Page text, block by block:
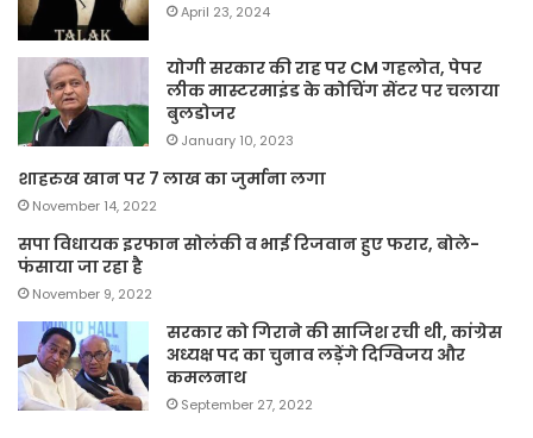
April 23, 2024
योगी सरकार की राह पर CM गहलोत, पेपर
लीक मास्टरमाइंड के कोचिंग सेंटर पर चलाया
बुलडोजर
January 10, 2023
शाहरुख खान पर 7 लाख का जुर्माना लगा
November 14, 2022
सपा विधायक इरफान सोलंकी व भाई रिजवान हुए फरार, बोले-
फंसाया जा रहा है
November 9, 2022
सरकार को गिराने की साजिश रची थी, कांग्रेस
अध्यक्ष पद का चुनाव लड़ेंगे दिग्विजय और
कमलनाथ
September 27, 2022